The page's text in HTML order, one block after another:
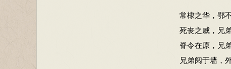
常棣之华，鄂
死丧之威，兄
脊令在原，兄
兄弟阋于墙，